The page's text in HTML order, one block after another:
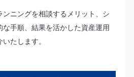
ニングを相談するメリット、シ
な手順、結果を活かした資産運用
たします。